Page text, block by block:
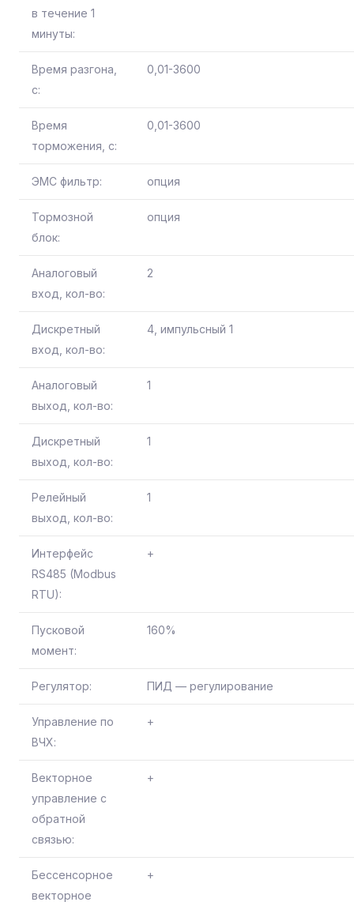
в течение 1
минуты:
Время разгона,
с:
0,01-3600
Время
торможения, с:
0,01-3600
ЭМС фильтр: опция
Тормозной
блок:
опция
Аналоговый
вход, кол-во:
2
Дискретный
вход, кол-во:
4, импульсный 1
Аналоговый
выход, кол-во:
1
Дискретный
выход, кол-во:
1
Релейный
выход, кол-во:
1
Интерфейс
RS485 (Modbus
RTU):
+
Пусковой
момент:
160%
Регулятор: ПИД — регулирование
Управление по
ВЧХ:
+
Векторное
управление с
обратной
связью:
+
Бессенсорное
векторное
+